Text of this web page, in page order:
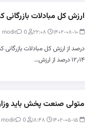
ارزش کل مبادلات بازرگانی
0
۱۲٫۱۴ درصد از ارزش…
متولی صنعت پخش باید
0